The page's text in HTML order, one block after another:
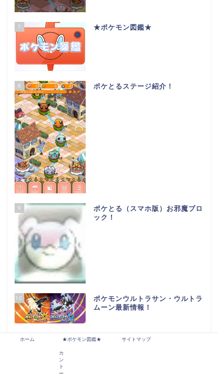
7 ★ポケモン図鑑★
8 ポケとるステージ紹介！
9
ポケとる（スマホ版）お邪魔ブロ
ック！
10
ポケモンウルトラサン・ウルトラ
ムーン最新情報！
関連サイト
ホーム ★ポケモン図鑑★
カ
ン
ト
ー
サイトマップ